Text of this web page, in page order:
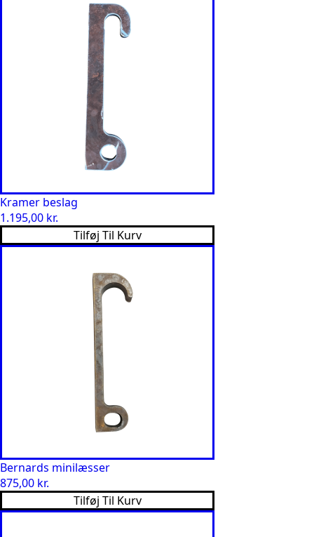
Kramer beslag
1.195,00 kr.
Tilføj Til Kurv
Bernards minilæsser
875,00 kr.
Tilføj Til Kurv